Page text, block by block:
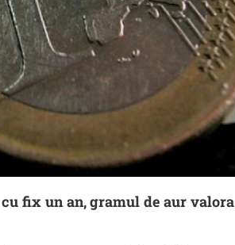
fix un an, gramul de aur valora